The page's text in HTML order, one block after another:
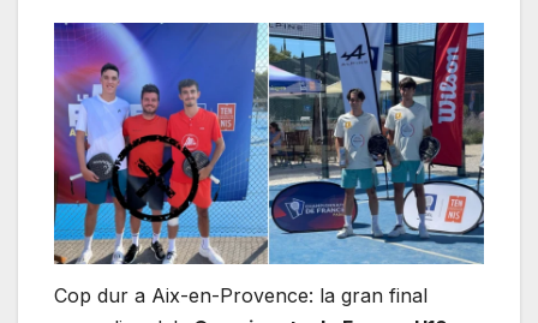
Cop dur a Aix-en-Provence: la gran final